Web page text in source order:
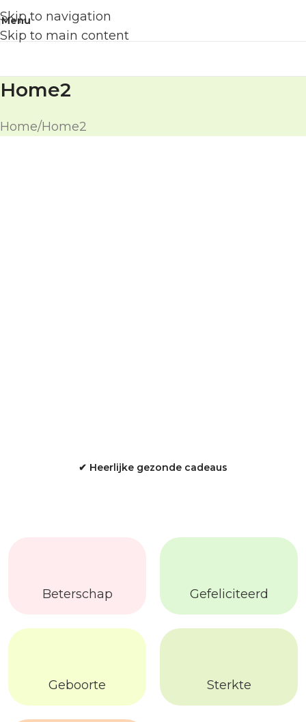
Skip to navigation
Skip to main content
Menu
Home2
Home Home2
✔ Heerlijke gezonde cadeaus
Beterschap Gefeliciteerd
Geboorte Sterkte